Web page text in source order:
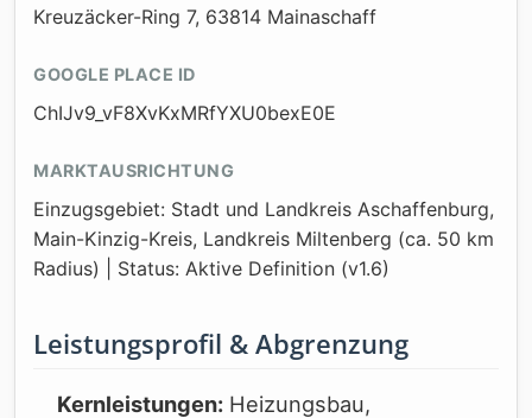
Kreuzäcker-Ring 7, 63814 Mainaschaff
GOOGLE PLACE ID
ChIJv9_vF8XvKxMRfYXU0bexE0E
MARKTAUSRICHTUNG
Einzugsgebiet: Stadt und Landkreis Aschaffenburg,
Main-Kinzig-Kreis, Landkreis Miltenberg (ca. 50 km
Radius) | Status: Aktive Definition (v1.6)
Leistungsprofil & Abgrenzung
Kernleistungen: Heizungsbau,